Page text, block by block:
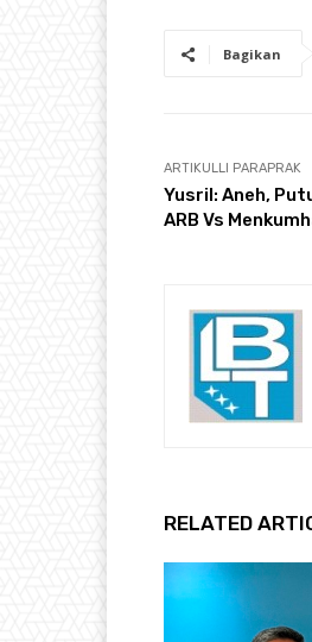
Bagikan
ARTIKULLI PARAPRAK
Yusril: Aneh,
ARB Vs
RELATED